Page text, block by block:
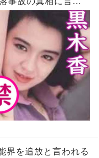
界を追放と言われる